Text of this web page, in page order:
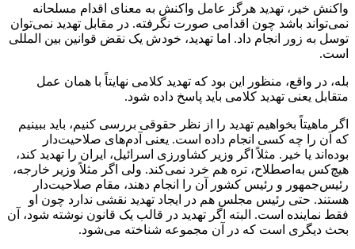
واکنش خیر، تهدید هرگز عامل واکنش به معنای اقدام مسلحانه
نمی‌تواند باشد چون اقدامی صورت نگرفته. در مقابل تهدید نمی‌توان
توسل به زور انجام داد. اما تهدید، خودش یک نقض قوانین بین المللی
است.
بله، در واقع، منظور این بود که تهدید کلامی نهایتاً با همان عمل
متقابل یعنی تهدید کلامی باید پاسخ داده شود.
اگر ماهیتاً بخواهیم تهدید را از نظر حقوقی بررسی کنیم، باید ببینیم
که آن را چه کسی انجام داده است. یعنی آدم‌های صلاحیت‌دار
بوده‌اند یا خیر. مثلاً اگر وزیر کشاورزی اسرائیل، ایران را تهدید کند،
هیچ‌کس به‌اصطلاح، تره هم خرد نمی‌کند. ولی اگر مثلاً وزیر خارجه،
رئیس‌جمهور و رئیس کشور آن را انجام دهند، مقام صلاحیت‌دار
هستند. حتی رئیس مجلس هم در ایجاد تهدید نقشی ندارد چون او
فقط نماینده است. البته اگر تهدید در قالب یک قانون نوشته شود، آن
بحث دیگری است که در آن مجموعه شناخته می‌شود.